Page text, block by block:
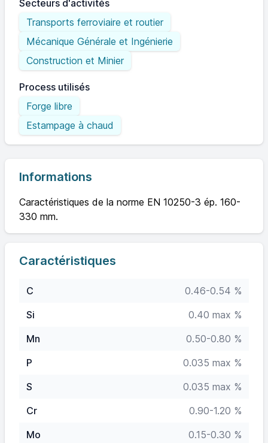
Secteurs d'activités
Transports ferroviaire et routier
Mécanique Générale et Ingénierie
Construction et Minier
Process utilisés
Forge libre
Estampage à chaud
Informations
Caractéristiques de la norme EN 10250-3 ép. 160-
330 mm.
Caractéristiques
C
0.46-0.54 %
Si
0.40 max %
Mn
0.50-0.80 %
P
0.035 max %
S
0.035 max %
Cr
0.90-1.20 %
Mo
0.15-0.30 %